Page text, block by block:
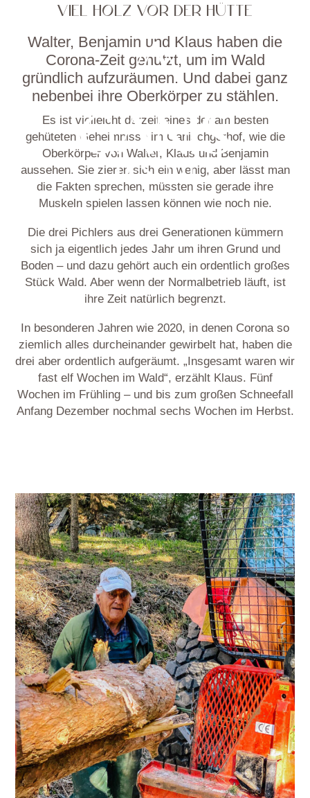
VIEL HOLZ VOR DER HÜTTE
Walter, Benjamin und Klaus haben die
Corona-Zeit genutzt, um im Wald
gründlich aufzuräumen. Und dabei ganz
nebenbei ihre Oberkörper zu stählen.
Es ist vielleicht derzeit eines der am besten
gehüteten Geheimnisse im Ganischgerhof, wie die
Oberkörper von Walter, Klaus und Benjamin
aussehen. Sie zieren sich ein wenig, aber lässt man
die Fakten sprechen, müssten sie gerade ihre
Muskeln spielen lassen können wie noch nie.
Die drei Pichlers aus drei Generationen kümmern
sich ja eigentlich jedes Jahr um ihren Grund und
Boden – und dazu gehört auch ein ordentlich großes
Stück Wald. Aber wenn der Normalbetrieb läuft, ist
ihre Zeit natürlich begrenzt.
In besonderen Jahren wie 2020, in denen Corona so
ziemlich alles durcheinander gewirbelt hat, haben die
drei aber ordentlich aufgeräumt. „Insgesamt waren wir
fast elf Wochen im Wald“, erzählt Klaus. Fünf
Wochen im Frühling – und bis zum großen Schneefall
Anfang Dezember nochmal sechs Wochen im Herbst.